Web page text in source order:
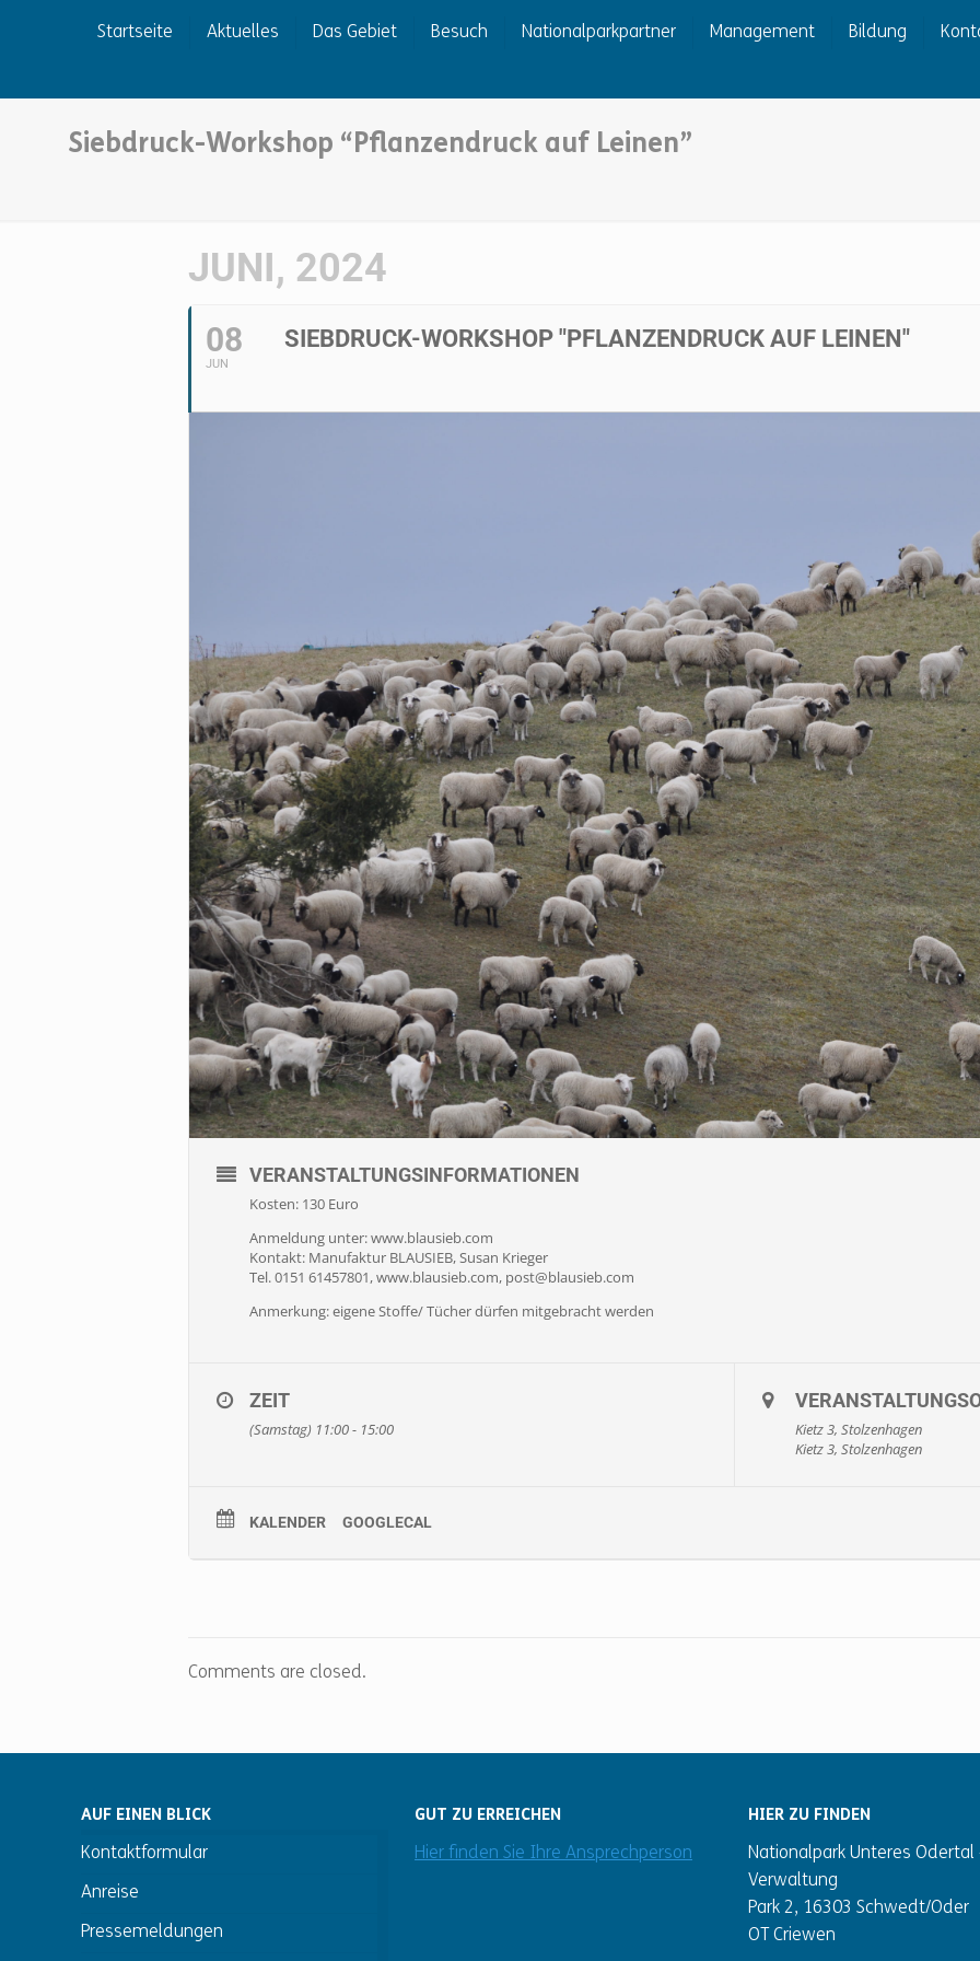
Startseite Aktuelles Das Gebiet Besuch Nationalparkpartner Management Bildung
Siebdruck-Workshop “Pflanzendruck auf Leinen”
JUNI, 2024
08
JUN
SIEBDRUCK-WORKSHOP "PFLANZENDRUCK AUF LEINEN"
VERANSTALTUNGSINFORMATIONEN
Kosten: 130 Euro
Anmeldung unter: www.blausieb.com
Kontakt: Manufaktur BLAUSIEB, Susan Krieger
Tel. 0151 61457801, www.blausieb.com, post@blausieb.com
Anmerkung: eigene Stoffe/ Tücher dürfen mitgebracht werden
ZEIT
(Samstag) 11:00 - 15:00
Kietz 3, Stolzenhagen
Kietz 3, Stolzenhagen
KALENDER GOOGLECAL
Comments are closed.
AUF EINEN BLICK
Kontaktformular
Anreise
Pressemeldungen
GUT ZU ERREICHEN
Hier finden Sie Ihre Ansprechperson
HIER ZU FINDEN
Nationalpark Unteres Odertal
Verwaltung
Park 2, 16303 Schwedt/Oder
OT Criewen